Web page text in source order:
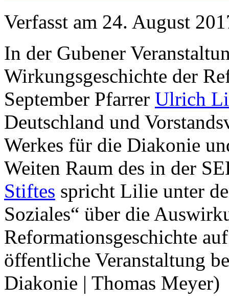
Verfasst am 24. August
In der Gubener
Wirkungsgeschichte der
September Pfarrer Ulrich
Deutschland und
Werkes für die Diakonie
Weiten Raum des in der
Stiftes spricht Lilie unter
Soziales“ über die
Reformationsgeschichte
öffentliche Veranstaltung
Diakonie | Thomas Meyer)